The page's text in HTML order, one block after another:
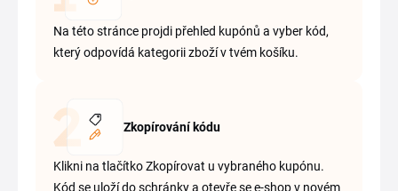
Na této stránce projdi přehled kupónů a vyber kód,
který odpovídá kategorii zboží v tvém košíku.
Zkopírování kódu
Klikni na tlačítko Zkopírovat u vybraného kupónu.
Kód se uloží do schránky a otevře se e-shop v novém